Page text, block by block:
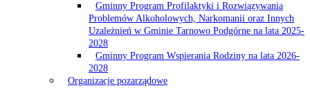
Gminny Program Profilaktyki i Rozwiązywania
Problemów Alkoholowych, Narkomanii oraz Innych
Uzależnień w Gminie Tarnowo Podgórne na lata 2025-
2028
Gminny Program Wspierania Rodziny na lata 2026-
2028
Organizacje pozarządowe